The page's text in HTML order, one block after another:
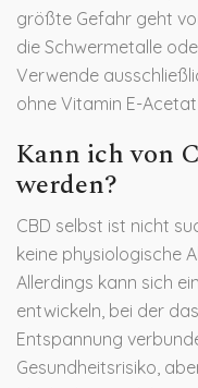
größte Gefahr geht
die Schwermetalle
Verwende
ohne Vitamin E-
Kann ich von
werden?
CBD selbst ist nicht
keine physiologische
Allerdings kann sich
entwickeln, bei der
Entspannung
Gesundheitsrisiko,